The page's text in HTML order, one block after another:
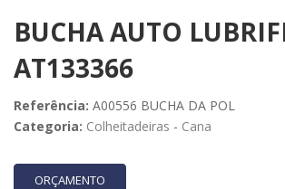
BUCHA AUTO
AT133366
Referência: A00556 BUCHA DA POL
Categoria: Colheitadeiras - Cana
ORÇAMENTO